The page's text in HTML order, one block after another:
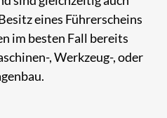
eines Führerscheins
im besten Fall bereits
, Werkzeug-, oder